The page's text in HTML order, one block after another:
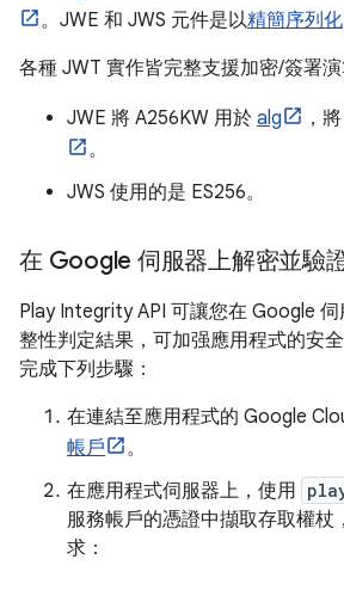
。JWE 和 JWS 元件是以精簡序列化
各種 JWT 實作皆完整支援加密/簽署演
JWE 將 A256KW 用於 alg ，
。
JWS 使用的是 ES256。
在 Google 伺服器上解密並驗
Play Integrity API 可讓您在 Google
整性判定結果，可加强應用程式的安
完成下列步驟：
在連結至應用程式的 Google
帳戶
。
在應用程式伺服器上，使用
服務帳戶的憑證中擷取存取權杖
求：